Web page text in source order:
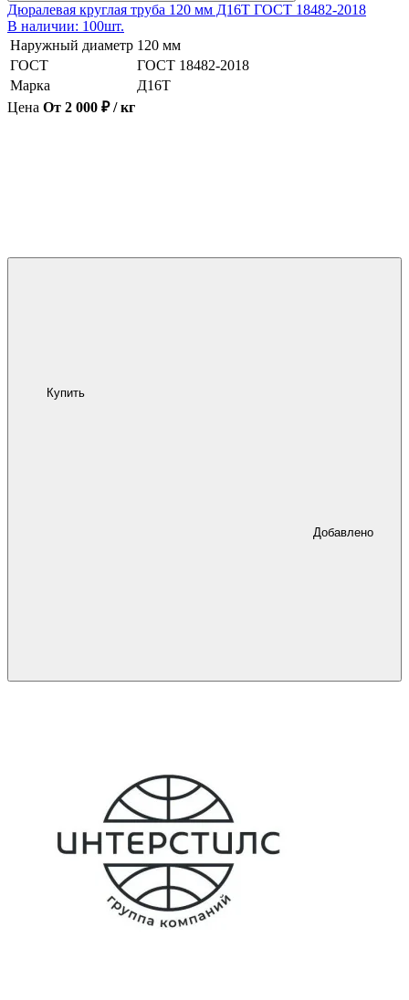
Дюралевая круглая труба 120 мм Д16Т ГОСТ 18482-2018
В наличии: 100шт.
Наружный диаметр 120 мм
ГОСТ
ГОСТ 18482-2018
Марка
Д16Т
Цена От 2 000 ₽ / кг
Купить
Добавлено